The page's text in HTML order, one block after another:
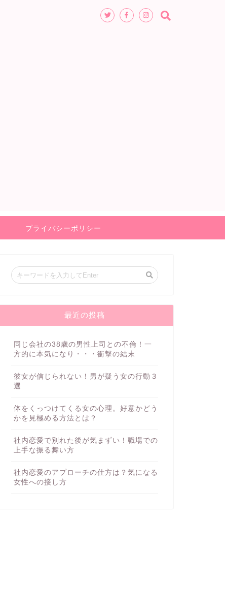
プライバシーポリシー
最近の投稿
同じ会社の38歳の男性上司との不倫！一
方的に本気になり・・・衝撃の結末
彼女が信じられない！男が疑う女の行動３
選
体をくっつけてくる女の心理。好意かどう
かを見極める方法とは？
社内恋愛で別れた後が気まずい！職場での
上手な振る舞い方
社内恋愛のアプローチの仕方は？気になる
女性への接し方